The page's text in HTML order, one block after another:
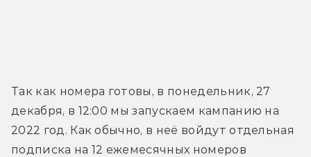
Так как номера готовы, в понедельник, 27
декабря, в 12:00 мы запускаем кампанию на
2022 год. Как обычно, в неё войдут отдельная
подписка на 12 ежемесячных номеров